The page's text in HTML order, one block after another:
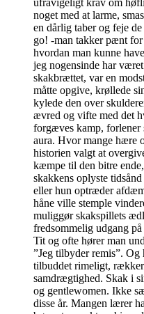
noget med at larme,
en dårlig taber og feje
go! -man takker pænt
hvordan man kunne
jeg nogensinde har
skakbrættet, var en
måtte opgive, krøllede
kylede den over
ævred og vifte med det
forgæves kamp, forlener
aura. Hvor mange hære
historien valgt at
kæmpe til den bitre
skakkens oplyste
eller hun optræder
håne ville stemple
muliggør skakspillets
fredsommelig udgang
Tit og ofte hører man
”Jeg tilbyder remis”.
tilbuddet rimeligt,
samdrægtighed. Skak i
og gentlewomen. Ikke
disse år. Mangen lærer